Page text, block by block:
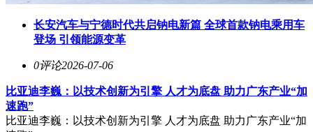
长安汽车与宁德时代共启钠电新篇 全球首款钠电乘用车
登场 引领能源变革
0评论2026-07-06
比亚迪李巍：以技术创新为引擎 人才为底盘 助力广东产业“加
速跑”
比亚迪李巍：以技术创新为引擎 人才为底盘 助力广东产业“加